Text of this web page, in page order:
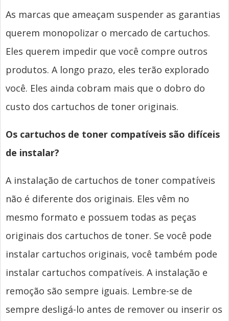
As marcas que ameaçam suspender as garantias
querem monopolizar o mercado de cartuchos.
Eles querem impedir que você compre outros
produtos. A longo prazo, eles terão explorado
você. Eles ainda cobram mais que o dobro do
custo dos cartuchos de toner originais.
Os cartuchos de toner compatíveis são difíceis
de instalar?
A instalação de cartuchos de toner compatíveis
não é diferente dos originais. Eles vêm no
mesmo formato e possuem todas as peças
originais dos cartuchos de toner. Se você pode
instalar cartuchos originais, você também pode
instalar cartuchos compatíveis. A instalação e
remoção são sempre iguais. Lembre-se de
sempre desligá-lo antes de remover ou inserir os